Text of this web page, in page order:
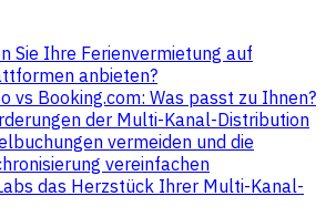
Sie Ihre Ferienvermietung auf
anbieten?
vs Booking.com: Was passt zu Ihnen?
der Multi-Kanal-Distribution
vermeiden und die
vereinfachen
das Herzstück Ihrer Multi-Kanal-